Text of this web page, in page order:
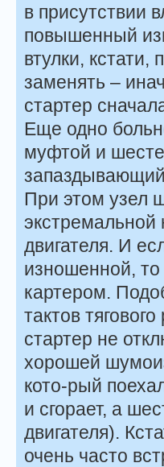
в присутствии
повышенный
втулки,
заменять –
стартер
Еще одно
муфтой и
При этом узел
экстремальной
двигателя. И
изношенной,
картером.
тактов
стартер не
хорошей
кото-рый
и сгорает, а
двигателя).
очень часто